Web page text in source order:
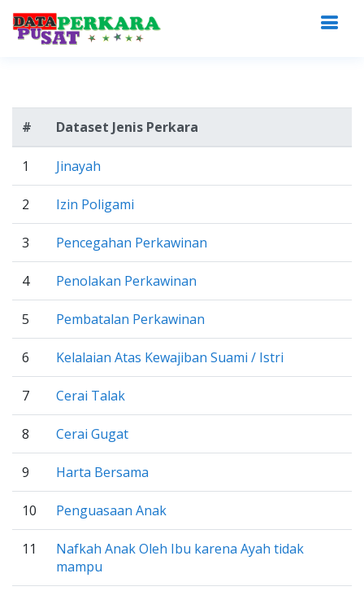
# Dataset Jenis Perkara
1 Jinayah
2 Izin Poligami
3 Pencegahan Perkawinan
4 Penolakan Perkawinan
5 Pembatalan Perkawinan
6 Kelalaian Atas Kewajiban Suami / Istri
7 Cerai Talak
8 Cerai Gugat
9 Harta Bersama
10 Penguasaan Anak
11
Nafkah Anak Oleh Ibu karena Ayah tidak
mampu